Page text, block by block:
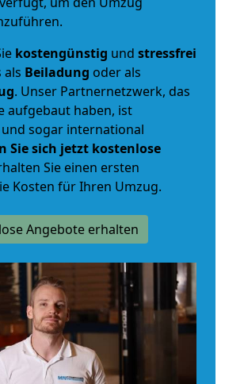
kostengünstig und stressfrei
als Beiladung oder als
. Unser Partnernetzwerk, das
aufgebaut haben, ist
sogar international
Sie sich jetzt kostenlose
Sie einen ersten
Kosten für Ihren Umzug.
Angebote erhalten